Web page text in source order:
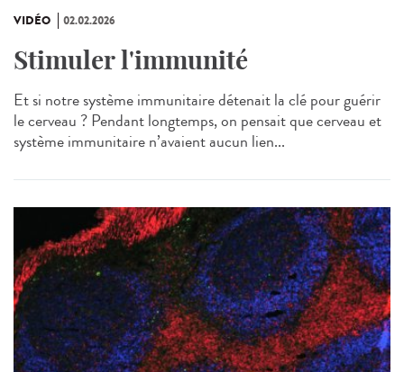
VIDÉO 02.02.2026
Stimuler l'immunité
Et si notre système immunitaire détenait la clé pour guérir
le cerveau ? Pendant longtemps, on pensait que cerveau et
système immunitaire n’avaient aucun lien...